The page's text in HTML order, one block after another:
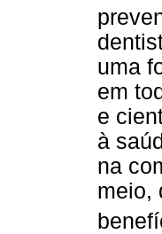
uma
em
e
à
na
meio,